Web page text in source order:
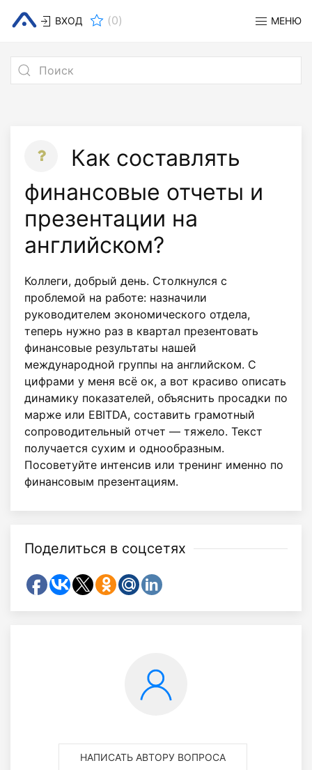
ВХОД (0) МЕНЮ
Как составлять
финансовые отчеты и
презентации на
английском?
Коллеги, добрый день. Столкнулся с
проблемой на работе: назначили
руководителем экономического отдела,
теперь нужно раз в квартал презентовать
финансовые результаты нашей
международной группы на английском. С
цифрами у меня всё ок, а вот красиво описать
динамику показателей, объяснить просадки по
марже или EBITDA, составить грамотный
сопроводительный отчет — тяжело. Текст
получается сухим и однообразным.
Посоветуйте интенсив или тренинг именно по
финансовым презентациям.
Поделиться в соцсетях
НАПИСАТЬ АВТОРУ ВОПРОСА